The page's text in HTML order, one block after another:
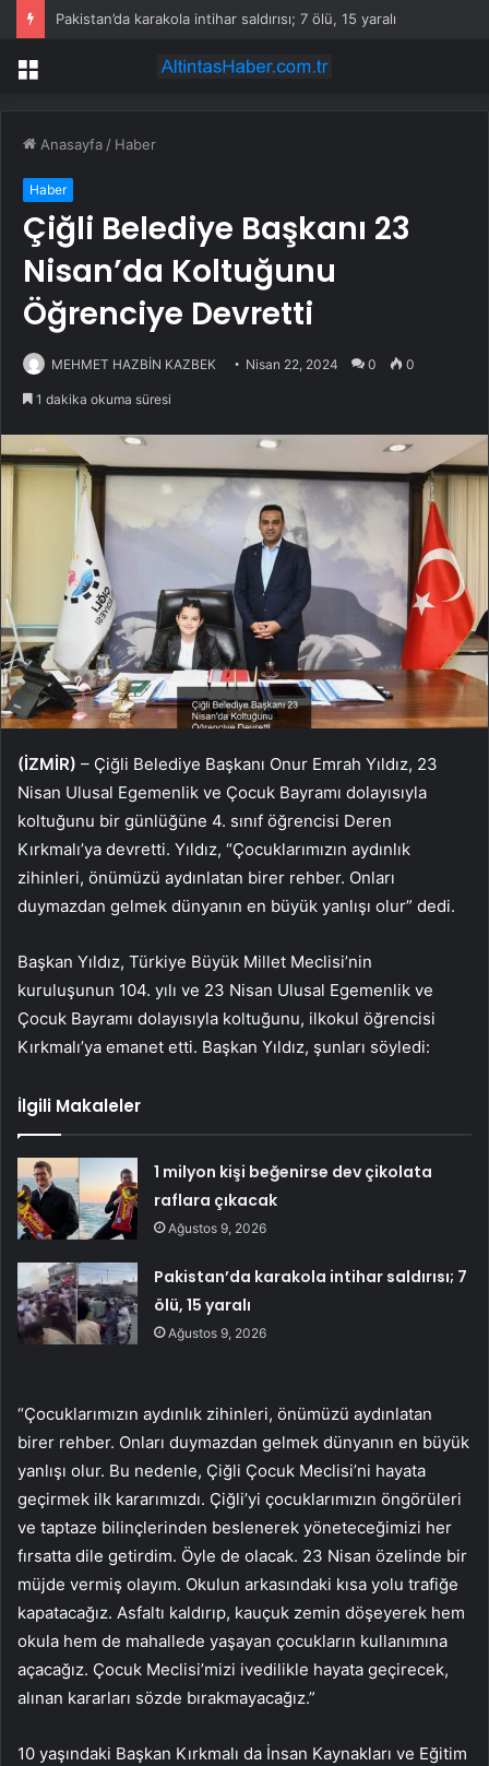
Pakistan’da karakola intihar saldırısı; 7 ölü, 15 yaralı
Menü
Anasayfa / Haber
Haber
Çiğli Belediye Başkanı 23
Nisan’da Koltuğunu
Öğrenciye Devretti
MEHMET HAZBİN KAZBEK Nisan 22, 2024 0 0
1 dakika okuma süresi
(İZMİR) – Çiğli Belediye Başkanı Onur Emrah Yıldız, 23
Nisan Ulusal Egemenlik ve Çocuk Bayramı dolayısıyla
koltuğunu bir günlüğüne 4. sınıf öğrencisi Deren
Kırkmalı’ya devretti. Yıldız, “Çocuklarımızın aydınlık
zihinleri, önümüzü aydınlatan birer rehber. Onları
duymazdan gelmek dünyanın en büyük yanlışı olur” dedi.
Başkan Yıldız, Türkiye Büyük Millet Meclisi’nin
kuruluşunun 104. yılı ve 23 Nisan Ulusal Egemenlik ve
Çocuk Bayramı dolayısıyla koltuğunu, ilkokul öğrencisi
Kırkmalı’ya emanet etti. Başkan Yıldız, şunları söyledi:
İlgili Makaleler
1 milyon kişi beğenirse dev çikolata
raflara çıkacak
Ağustos 9, 2026
Pakistan’da karakola intihar saldırısı; 7
ölü, 15 yaralı
Ağustos 9, 2026
“Çocuklarımızın aydınlık zihinleri, önümüzü aydınlatan
birer rehber. Onları duymazdan gelmek dünyanın en büyük
yanlışı olur. Bu nedenle, Çiğli Çocuk Meclisi’ni hayata
geçirmek ilk kararımızdı. Çiğli’yi çocuklarımızın öngörüleri
ve taptaze bilinçlerinden beslenerek yöneteceğimizi her
fırsatta dile getirdim. Öyle de olacak. 23 Nisan özelinde bir
müjde vermiş olayım. Okulun arkasındaki kısa yolu trafiğe
kapatacağız. Asfaltı kaldırıp, kauçuk zemin döşeyerek hem
okula hem de mahallede yaşayan çocukların kullanımına
açacağız. Çocuk Meclisi’mizi ivedilikle hayata geçirecek,
alınan kararları sözde bırakmayacağız.”
10 yaşındaki Başkan Kırkmalı da İnsan Kaynakları ve Eğitim